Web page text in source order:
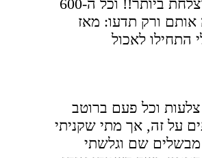
הם קוראים לי מאז: האמא שפית המוצלחת ביותר!! וכל ה-600
ורק תדעו: מאז
וכל פעם ברוטב
על זה, אך מתי שקניתי
שם וגלשתי